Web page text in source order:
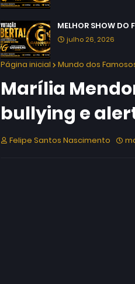
MELHOR SHOW DO
julho 26, 2026
Página inicial Mundo dos
Marília
bullying e
Felipe Santos Nascimento